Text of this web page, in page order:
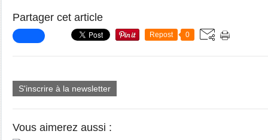
Partager cet article
Repost 0
S'inscrire à la newsletter
Vous aimerez aussi :